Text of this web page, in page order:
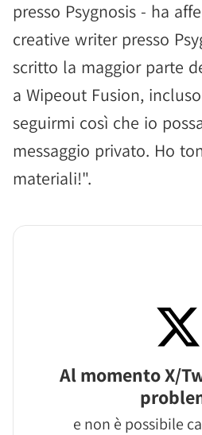
presso Psygnosis - ha
creative writer presso
scritto la maggior parte
a Wipeout Fusion,
seguirmi così che io
messaggio privato. Ho
materiali!".
Al momento X/
e non è possibile